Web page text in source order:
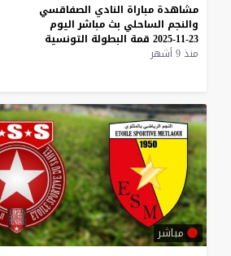
مشاهدة مباراة النادي الصفاقسي
والنجم الساحلي بث مباشر اليوم
23-11-2025
قمة البطولة التونسية
منذ 9 أشهر
مباشر